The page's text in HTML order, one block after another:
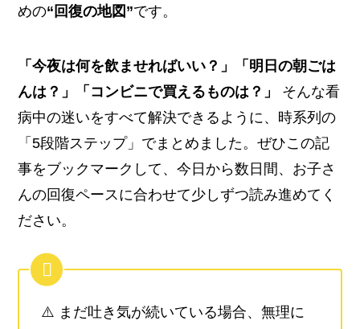
めの“回復の地図”です。
「今夜は何を飲ませればいい？」「明日の朝ごは
んは？」「コンビニで買えるものは？」
そんな看
病中の迷いをすべて解決できるように、時系列の
「5段階ステップ」でまとめました。ぜひこの記
事をブックマークして、今日から数日間、お子さ
んの回復ペースに合わせて少しずつ読み進めてく
ださい。
⚠️ まだ吐き気が続いている場合、無理に